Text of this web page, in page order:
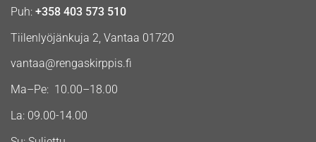
Puh: +358 403 573 510
Tiilenlyöjänkuja 2, Vantaa 01720
vantaa@rengaskirppis.fi
Ma–Pe: 10.00–18.00
La: 09.00-14.00